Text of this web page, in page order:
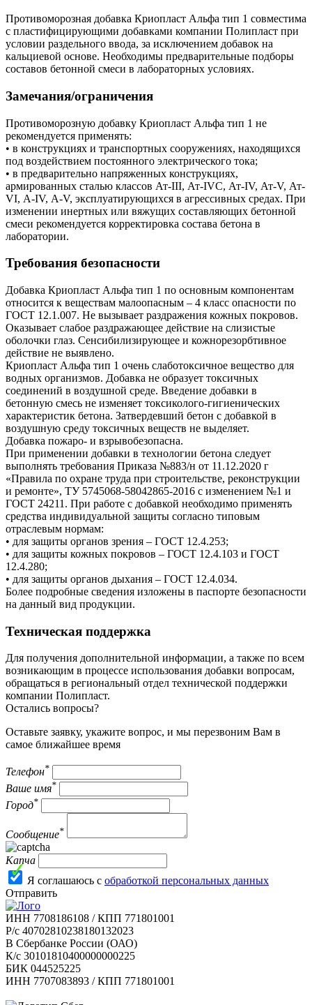
Противоморозная добавка Криопласт Альфа тип 1 совместима
с пластифицирующими добавками компании Полипласт при
условии раздельного ввода, за исключением добавок на
кальциевой основе. Необходимы предварительные подборы
составов бетонной смеси в лабораторных условиях.
Замечания/ограничения
Противоморозную добавку Криопласт Альфа тип 1 не
рекомендуется применять:
• в конструкциях и транспортных сооружениях, находящихся
под воздействием постоянного электрического тока;
• в предварительно напряженных конструкциях,
армированных сталью классов Ат-III, Ат-IVС, Ат-IV, Ат-V, Ат-
VI, А-IV, А-V, эксплуатирующихся в агрессивных средах. При
изменении инертных или вяжущих составляющих бетонной
смеси рекомендуется корректировка состава бетона в
лаборатории.
Требования безопасности
Добавка Криопласт Альфа тип 1 по основным компонентам
относится к веществам малоопасным – 4 класс опасности по
ГОСТ 12.1.007. Не вызывает раздражения кожных покровов.
Оказывает слабое раздражающее действие на слизистые
оболочки глаз. Сенсибилизирующее и кожнорезорбтивное
действие не выявлено.
Криопласт Альфа тип 1 очень слаботоксичное вещество для
водных организмов. Добавка не образует токсичных
соединений в воздушной среде. Введение добавки в
бетонную смесь не изменяет токсиколого-гигиенических
характеристик бетона. Затвердевший бетон с добавкой в
воздушную среду токсичных веществ не выделяет.
Добавка пожаро- и взрывобезопасна.
При применении добавки в технологии бетона следует
выполнять требования Приказа №883/н от 11.12.2020 г
«Правила по охране труда при строительстве, реконструкции
и ремонте», ТУ 5745068-58042865-2016 с изменением №1 и
ГОСТ 24211. При работе с добавкой необходимо применять
средства индивидуальной защиты согласно типовым
отраслевым нормам:
• для защиты органов зрения – ГОСТ 12.4.253;
• для защиты кожных покровов – ГОСТ 12.4.103 и ГОСТ
12.4.280;
• для защиты органов дыхания – ГОСТ 12.4.034.
Более подробные сведения изложены в паспорте безопасности
на данный вид продукции.
Техническая поддержка
Для получения дополнительной информации, а также по всем
возникающим в процессе использования добавки вопросам,
обращаться в региональный отдел технической поддержки
компании Полипласт.
Остались вопросы?
Оставьте заявку, укажите вопрос, и мы перезвоним Вам в
самое ближайшее время
Телефон*
Ваше имя*
Город*
Сообщение*
Капча
Я соглашаюсь с обработкой персональных данных
Отправить
ИНН 7708186108 / КПП 771801001
Р/с 40702810238180132023
В Сбербанке России (ОАО)
К/с 30101810400000000225
БИК 044525225
ИНН 7707083893 / КПП 771801001